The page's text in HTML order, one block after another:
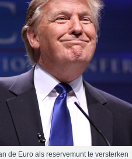
de Euro als reservemunt te versterken